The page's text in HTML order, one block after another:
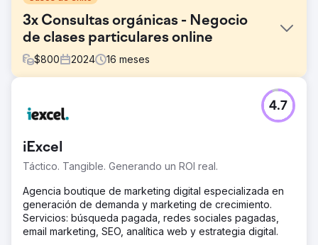
3x Consultas orgánicas - Negocio
de clases particulares online
$800 2024 16 meses
La empresa de clases particulares ofrecía clases online
de alta calidad en asignaturas de GCSE y A-Level, pero
través de su sitio web. Su sitio web carecía de visibilidad
en buscadores, tenía una estructura de contenido
deficiente y estaba basado en una plantilla anticuada, sin
optimización para SEO ni conversión. Necesitaban un
relanzamiento moderno que pudiera aumentar el alcance
orgánico y generar consultas constantes de padres y
alumnos.
iExcel
Táctico. Tangible. Generando un ROI real.
4.7
Agencia boutique de marketing digital especializada en
generación de demanda y marketing de crecimiento.
Servicios: búsqueda pagada, redes sociales pagadas,
email marketing, SEO, analítica web y estrategia digital.